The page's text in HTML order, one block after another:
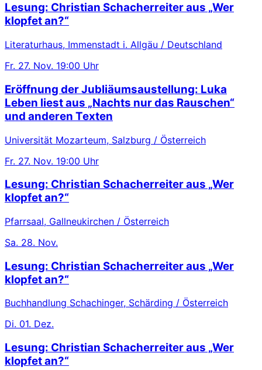
Lesung: Christian Schacherreiter aus „Wer
klopfet an?“
Literaturhaus, Immenstadt i. Allgäu / Deutschland
Fr. 27. Nov. 19:00 Uhr
Eröffnung der Jubliäumsaustellung: Luka
Leben liest aus „Nachts nur das Rauschen“
und anderen Texten
Universität Mozarteum, Salzburg / Österreich
Fr. 27. Nov. 19:00 Uhr
Lesung: Christian Schacherreiter aus „Wer
klopfet an?“
Pfarrsaal, Gallneukirchen / Österreich
Sa. 28. Nov.
Lesung: Christian Schacherreiter aus „Wer
klopfet an?“
Buchhandlung Schachinger, Schärding / Österreich
Di. 01. Dez.
Lesung: Christian Schacherreiter aus „Wer
klopfet an?“